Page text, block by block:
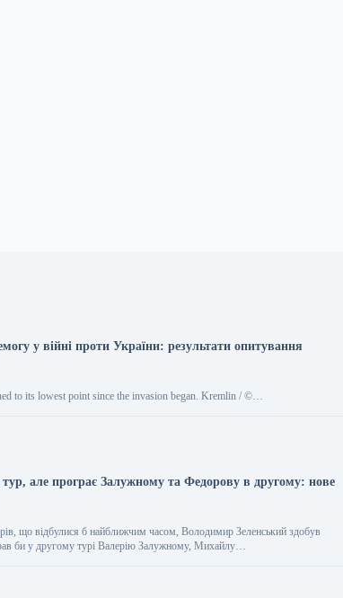
у війні проти України: результати опитування
to its lowest point since the invasion began. Kremlin / ©…
але програє Залужному та Федорову в другому: нове
що відбулися б найближчим часом, Володимир Зеленський здобув
би у другому турі Валерію Залужному, Михайлу…